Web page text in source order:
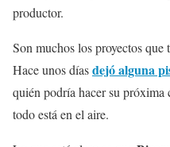
productor.
Son muchos los proyectos que
Hace unos díasdejó alguna
quién podría hacer su
todo está en el aire.